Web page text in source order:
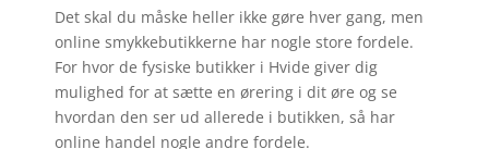
Det skal du måske heller ikke gøre hver gang, men
online smykkebutikkerne har nogle store fordele.
For hvor de fysiske butikker i Hvide giver dig
mulighed for at sætte en ørering i dit øre og se
hvordan den ser ud allerede i butikken, så har
online handel nogle andre fordele.